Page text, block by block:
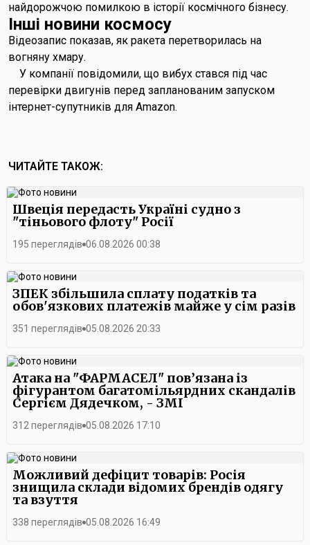
найдорожчою помилкою в історії космічного бізнесу.
Інші новини космосу
Відеозапис показав, як ракета перетворилась на
вогняну хмару.
У компанії повідомили, що вибух стався під час
перевірки двигунів перед запланованим запуском
інтернет-супутників для Amazon.
ЧИТАЙТЕ ТАКОЖ:
Швеція передасть Україні судно з
"тіньового флоту" Росії
195 переглядів 06.08.2026 00:38
ЗПЕК збільшила сплату податків та
обов'язкових платежів майже у сім разів
351 переглядів 05.08.2026 20:33
Атака на "ФАРМАСЕЛ" пов’язана із
фігурантом багатомільярдних скандалів
Сергієм Дядечком, - ЗМІ
312 переглядів 05.08.2026 17:10
Можливий дефіцит товарів: Росія
знищила склади відомих брендів одягу
та взуття
338 переглядів 05.08.2026 16:49